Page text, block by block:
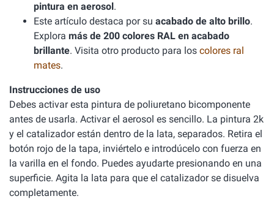
pintura en aerosol.
Este artículo destaca por su acabado de alto brillo.
Explora más de 200 colores RAL en acabado
brillante. Visita otro producto para los colores ral
mates.
Instrucciones de uso
Debes activar esta pintura de poliuretano bicomponente
antes de usarla. Activar el aerosol es sencillo. La pintura 2k
y el catalizador están dentro de la lata, separados. Retira el
botón rojo de la tapa, inviértelo e introdúcelo con fuerza en
la varilla en el fondo. Puedes ayudarte presionando en una
superficie. Agita la lata para que el catalizador se disuelva
completamente.